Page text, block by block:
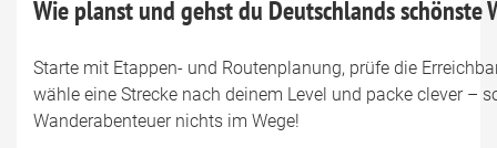
Wie planst und gehst du Deutschlands schönste
Starte mit Etappen- und Routenplanung, prüfe die
wähle eine Strecke nach deinem Level und packe clever –
Wanderabenteuer nichts im Wege!